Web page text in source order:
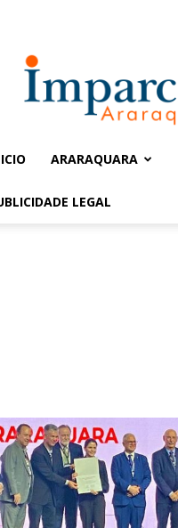
Imparcial
ARARAQUARA
LEGAL